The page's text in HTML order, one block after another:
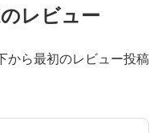
レビュー
から最初のレビュー投稿